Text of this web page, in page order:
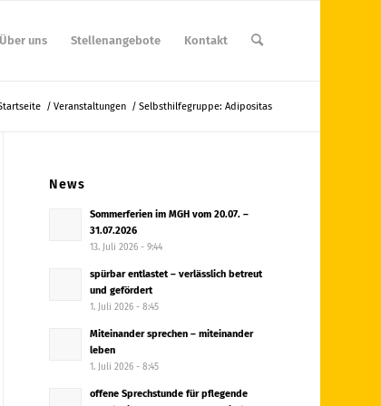
Über uns Stellenangebote Kontakt
/ Veranstaltungen / Selbsthilfegruppe: Adipositas
News
Sommerferien im MGH vom 20.07. –
31.07.2026
13. Juli 2026 - 9:44
spürbar entlastet – verlässlich betreut
und gefördert
1. Juli 2026 - 8:45
Miteinander sprechen – miteinander
leben
1. Juli 2026 - 8:45
offene Sprechstunde für pflegende